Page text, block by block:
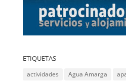
ETIQUETAS
actividades Agua Amarga